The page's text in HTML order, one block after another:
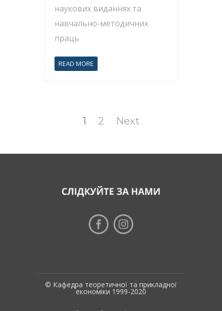
наукових виданнях та
навчально-методичних
праць
READ MORE
Page
1 Page
2 Next
© Кафедра теоретичної та прикладної
економіки 1999-2020